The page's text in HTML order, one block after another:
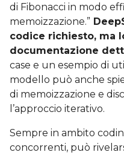
di Fibonacci in modo
memoizzazione.”
codice richiesto, ma
documentazione
case e un esempio di
modello può anche
di memoizzazione e
l’approccio iterativo.
Sempre in ambito
concorrenti, può